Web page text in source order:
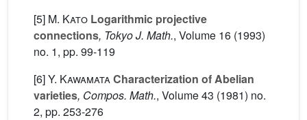
[5] M. Kato Logarithmic projective
connections, Tokyo J. Math., Volume 16 (1993)
no. 1, pp. 99-119
[6]Y. KawamataCharacterization of Abelian
varieties, Compos. Math., Volume 43 (1981) no.
2, pp. 253-276